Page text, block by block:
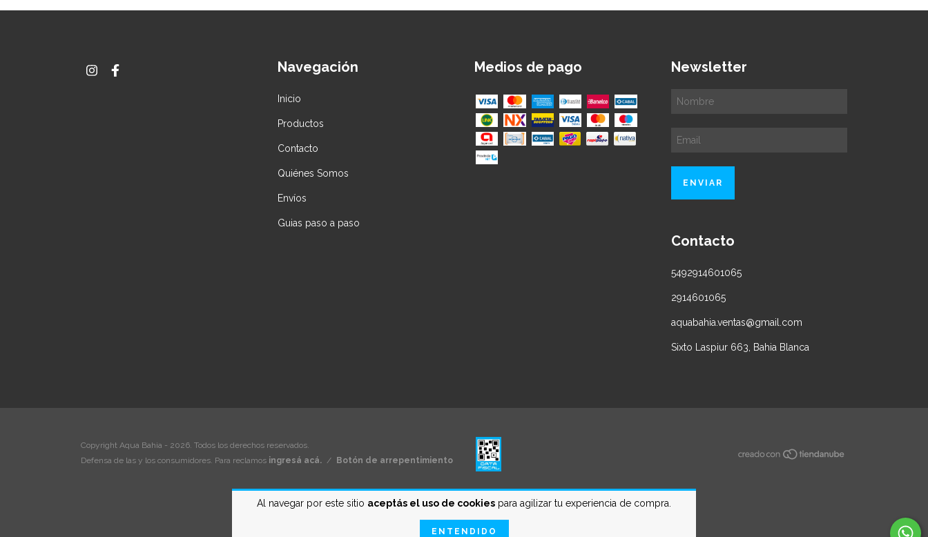
Al navegar por este sitio aceptás el uso de cookies para agilizar tu experiencia de compra.
ENTENDIDO
Navegación
Inicio
Productos
Contacto
Quiénes Somos
Envíos
Guias paso a paso
Medios de pago Newsletter
Contacto
5492914601065
2914601065
aquabahia.ventas@gmail.com
Sixto Laspiur 663, Bahia Blanca
Copyright Aqua Bahia - 2026. Todos los derechos reservados.
Defensa de las y los consumidores. Para reclamos ingresá acá. / Botón de arrepentimiento